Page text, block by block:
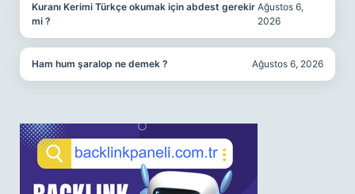
Kuranı Kerimi Türkçe okumak için abdest gerekir
mi ?
Ağustos 6,
2026
Ham hum şaralop ne demek ? Ağustos 6, 2026